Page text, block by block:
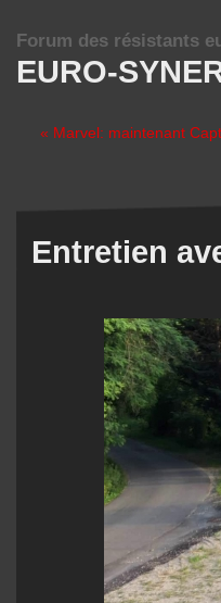
EURO-
Forum des résistants
« Marvel: maintenant
Entretien